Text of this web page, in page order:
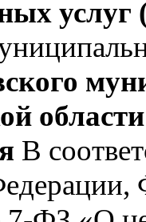
услуг
области
В